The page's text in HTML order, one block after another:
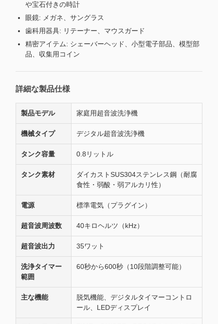
や宝石付きの時計
眼鏡: メガネ、サングラス
歯科用器具: リテーナー、マウスガード
精密アイテム: シェーバーヘッド、小型電子部品、模型部
品、収集用コイン
詳細な製品仕様
製品モデル 家庭用超音波洗浄機
機械タイプ デジタル超音波洗浄機
タンク容量 0.8リットル
タンク素材
ダイカストSUS304ステンレス鋼（耐腐
食性・弱酸・弱アルカリ性）
電源 標準電気（プラグイン）
超音波周波数 40キロヘルツ（kHz）
超音波出力 35ワット
洗浄タイマー
範囲
60秒から600秒（10段階調整可能）
主な機能
脱気機能、デジタルタイマーコントロ
ール、LEDディスプレイ